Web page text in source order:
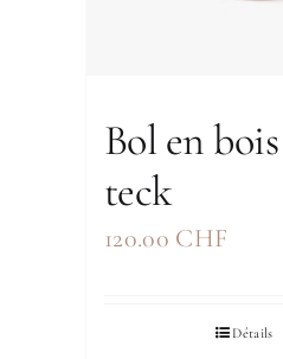
Bol en
teck
120.00 CHF
Détails